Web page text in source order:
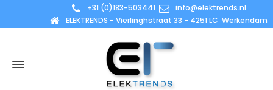
+31 (0)183-503441
info@elektrends.nl
ELEKTRENDS - Vierlinghstraat 33 - 4251 LC Werkendam